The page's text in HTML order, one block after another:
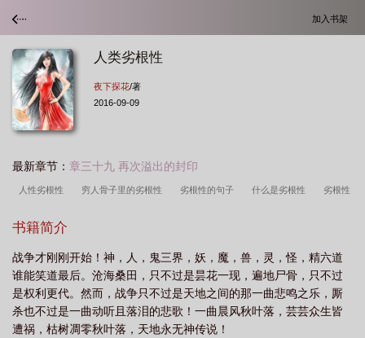
加入书架
人类劣根性
夜下探花/著
2016-09-09
最新章节： 章三十九 再次溢出的封印
人性劣根性 穷人骨子里的劣根性 劣根性的句子 什么是劣根性 劣根性
的 劣根性拼音
根性的反义词 劣根性的定义 佛教的劣根性 儒家思想的劣根性 劣根性出
处 人类的劣根性 劣根性谁说的 人的略根性和劣根性 劣根性的人十大表
现 y染色体的劣根性 通用劣根性 劣根性的英文 劣根性是啥意思 劣
根性的人有什么表现 劣根性一词由来 墨家思想的劣根性
书籍简介
战争才刚刚开始！神，人，鬼三界，妖，魔，兽，灵，怪，精六道
谁能笑道最后。沧海桑田，只不过是昙花一现，遍地尸骨，只不过
是权利更代。然而，战争只不过是天地之间的那一曲悲鸣之乐，厮
杀也不过是一曲动听且落泪的悲歌！一曲晨风秋叶落，芸芸众生皆
遭祸，枯树凋零秋叶落，天地永无神传说！